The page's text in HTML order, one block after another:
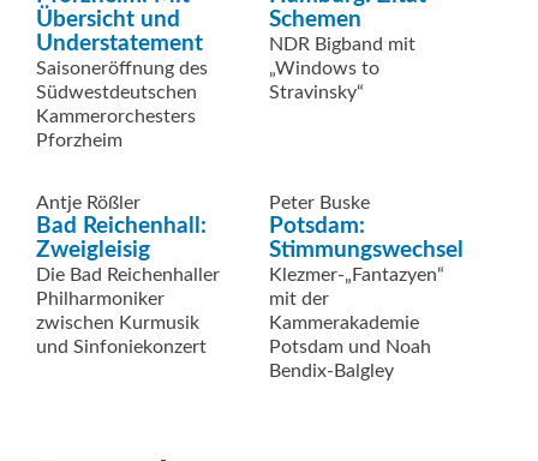
Übersicht und
Understatement
Saisoneröffnung des
Südwestdeutschen
Kammerorchesters
Pforzheim
Schemen
NDR Bigband mit
„Windows to
Stravinsky“
Antje Rößler
Bad Reichenhall:
Zweigleisig
Die Bad Reichenhaller
Philharmoniker
zwischen Kurmusik
und Sinfoniekonzert
Peter Buske
Potsdam:
Stimmungswechsel
Klezmer-„Fantazyen“
mit der
Kammerakademie
Potsdam und Noah
Bendix-Balgley